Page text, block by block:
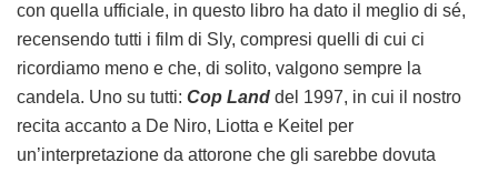
con quella ufficiale, in questo libro ha dato il meglio di sé,
recensendo tutti i film di Sly, compresi quelli di cui ci
ricordiamo meno e che, di solito, valgono sempre la
candela. Uno su tutti: Cop Land del 1997, in cui il nostro
recita accanto a De Niro, Liotta e Keitel per
un’interpretazione da attorone che gli sarebbe dovuta